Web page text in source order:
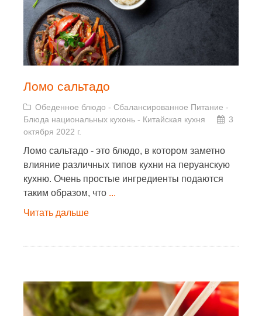
Ломо сальтадо
Обеденное блюдо - Сбалансированное Питание -
Блюда национальных кухонь - Китайская кухня
3
октября 2022 г.
Ломо сальтадо - это блюдо, в котором заметно
влияние различных типов кухни на перуанскую
кухню. Очень простые ингредиенты подаются
таким образом, что ...
Читать дальше